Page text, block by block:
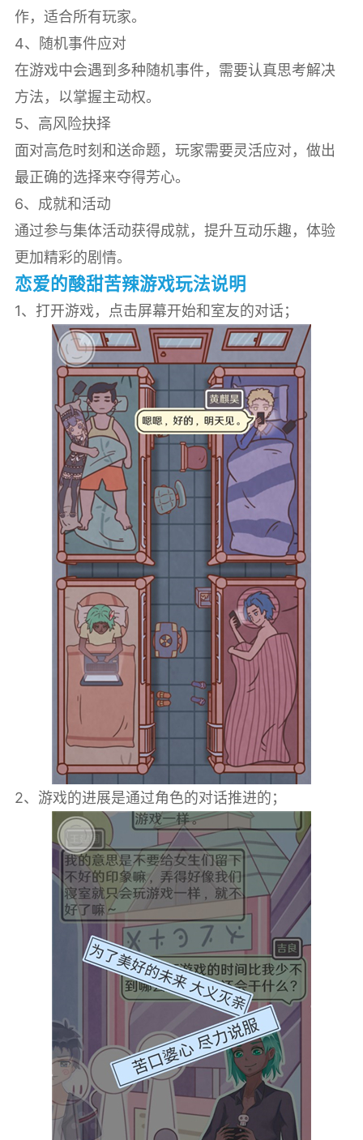
作，适合所有玩家。
4、随机事件应对
在游戏中会遇到多种随机事件，需要认真思考解决
方法，以掌握主动权。
5、高风险抉择
面对高危时刻和送命题，玩家需要灵活应对，做出
最正确的选择来夺得芳心。
6、成就和活动
通过参与集体活动获得成就，提升互动乐趣，体验
更加精彩的剧情。
恋爱的酸甜苦辣游戏玩法说明
1、打开游戏，点击屏幕开始和室友的对话；
2、游戏的进展是通过角色的对话推进的；